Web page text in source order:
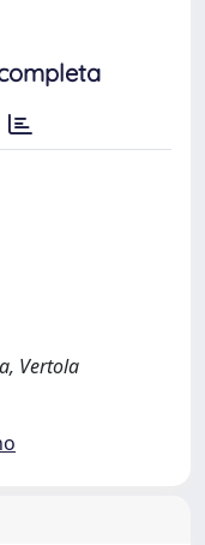
Vertola